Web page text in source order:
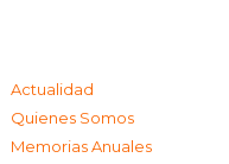
Actualidad
Quienes Somos
Memorias Anuales